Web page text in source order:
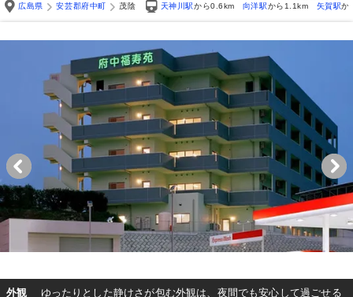
広島県
安芸郡府中町 茂陰 天神川駅から0.6km 向洋駅から1.1km 矢賀駅か
外観
ゆったりとした静けさが包む外観は、夜間でも安心して過ごせる